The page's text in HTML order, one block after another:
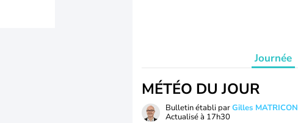
Journée
MÉTÉO DU JOUR
Bulletin établi parGilles MATRICON
Actualisé à 17h30